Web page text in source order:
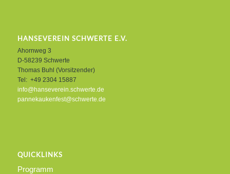
HANSEVEREIN SCHWERTE E.V.
Ahornweg 3
D-58239 Schwerte
Thomas Buhl (Vorsitzender)
Tel: +49 2304 15887
info@hanseverein.schwerte.de
pannekaukenfest@schwerte.de
QUICKLINKS
Programm